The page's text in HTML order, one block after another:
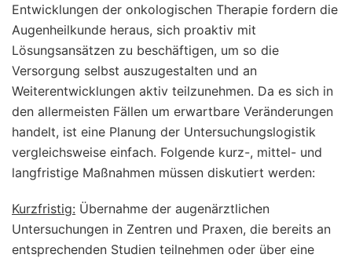
Entwicklungen der onkologischen Therapie fordern die
Augenheilkunde heraus, sich proaktiv mit
Lösungsansätzen zu beschäftigen, um so die
Versorgung selbst auszugestalten und an
Weiterentwicklungen aktiv teilzunehmen. Da es sich in
den allermeisten Fällen um erwartbare Veränderungen
handelt, ist eine Planung der Untersuchungslogistik
vergleichsweise einfach. Folgende kurz-, mittel- und
langfristige Maßnahmen müssen diskutiert werden:
Kurzfristig: Übernahme der augenärztlichen
Untersuchungen in Zentren und Praxen, die bereits an
entsprechenden Studien teilnehmen oder über eine